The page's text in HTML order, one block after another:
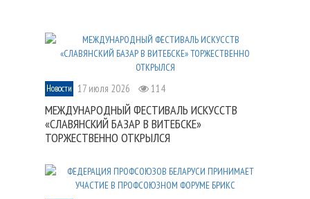
Новости 17 июля 2026 114
МЕЖДУНАРОДНЫЙ ФЕСТИВАЛЬ ИСКУССТВ
«СЛАВЯНСКИЙ БАЗАР В ВИТЕБСКЕ»
ТОРЖЕСТВЕННО ОТКРЫЛСЯ